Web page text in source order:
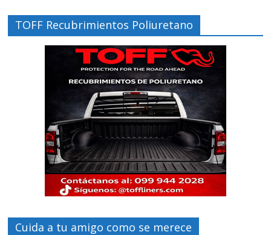
TOFF Recubrimientos Poliuretano
Cuida a tu amigo como se merece